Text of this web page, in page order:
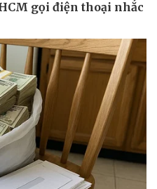
Ô tô
Xe máy
Tư vấn